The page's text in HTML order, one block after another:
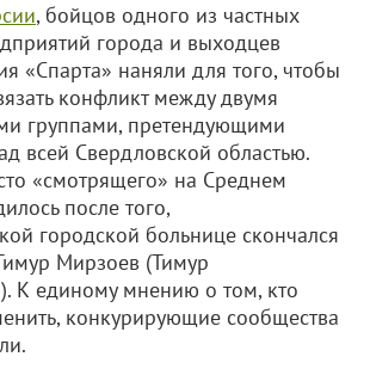
, бойцов одного из частных
города и выходцев
«Спарта» наняли для того, чтобы
конфликт между двумя
группами, претендующими
всей Свердловской областью.
«смотрящего» на Среднем
после того,
городской больнице скончался
Мирзоев (Тимур
К единому мнению о том, кто
конкурирующие сообщества